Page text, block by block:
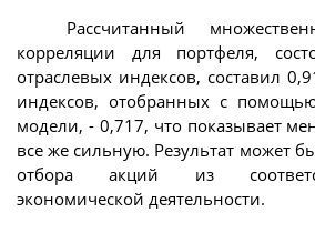
Рассчитанный
корреляции для портфеля,
отраслевых индексов, составил
индексов, отобранных с
модели, - 0,717, что показывает
все же сильную. Результат может
отбора акций из
экономической деятельности.